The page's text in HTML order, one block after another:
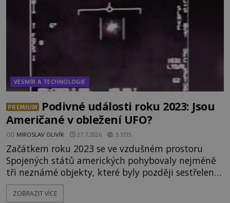
VESMÍR A TECHNOLOGIE
PREMIUM
Podivné události roku 2023: Jsou
Američané v obležení UFO?
OD MIROSLAV OLIVÍK 27.7.2026 3.5TIS
Začátkem roku 2023 se ve vzdušném prostoru
Spojených států amerických pohybovaly nejméně
tři neznámé objekty, které byly později sestřeleny.
Do dnešních dnů nebyly trosky těchto létajících
těles objeveny. Je možné, že šlo o nějaké nové
ZOBRAZIT VÍCE